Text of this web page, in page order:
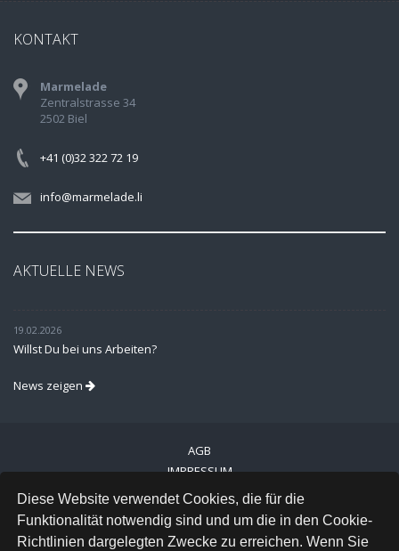
Diese Website verwendet Cookies, die für die
Funktionalität notwendig sind und um die in den Cookie-
Richtlinien dargelegten Zwecke zu erreichen. Wenn Sie
KONTAKT
Marmelade
Zentralstrasse 34
2502 Biel
+41 (0)32 322 72 19
info@marmelade.li
AKTUELLE NEWS
19.02.2026
Willst Du bei uns Arbeiten?
News zeigen
AGB
IMPRESSUM
VERSAND
DATENSCHUTZ